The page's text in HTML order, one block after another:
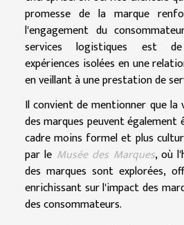
promesse de la marque
l'engagement du
services logistiques est
expériences isolées en une
en veillant à une prestation de
Il convient de mentionner que
des marques peuvent également
cadre moins formel et plus
par le Musée des Marques, où
des marques sont explorées,
enrichissant sur l'impact des
des consommateurs.